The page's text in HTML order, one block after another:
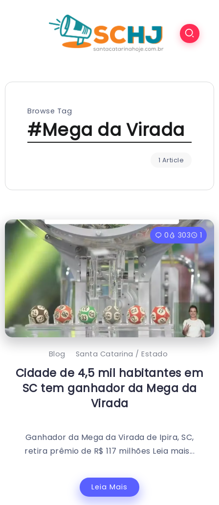
Browse Tag
#Mega da Virada
1 Article
0 303 1
Blog Santa Catarina / Estado
Cidade de 4,5 mil habitantes em
SC tem ganhador da Mega da
Virada
Ganhador da Mega da Virada de Ipira, SC,
retira prêmio de R$ 117 milhões Leia mais...
Leia Mais